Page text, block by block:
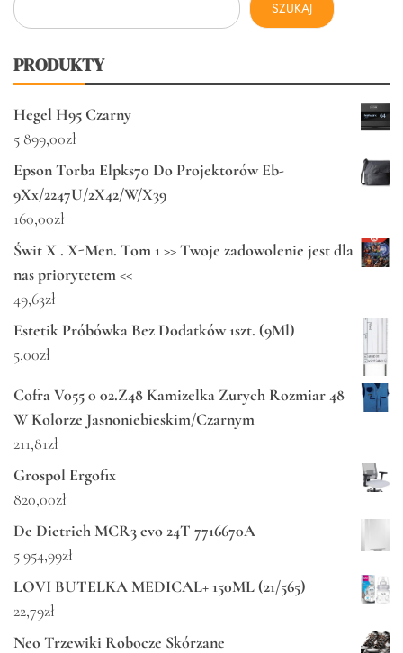
SZUKAJ
PRODUKTY
Hegel H95 Czarny
5 899,00zł
Epson Torba Elpks70 Do Projektorów Eb-
9Xx/2247U/2X42/W/X39
160,00zł
Świt X . X-Men. Tom 1 >> Twoje zadowolenie jest dla
nas priorytetem <<
49,63zł
Estetik Próbówka Bez Dodatków 1szt. (9Ml)
5,00zł
Cofra V055 0 02.Z48 Kamizelka Zurych Rozmiar 48
W Kolorze Jasnoniebieskim/Czarnym
211,81zł
Grospol Ergofix
820,00zł
De Dietrich MCR3 evo 24T 7716670A
5 954,99zł
LOVI BUTELKA MEDICAL+ 150ML (21/565)
22,79zł
Neo Trzewiki Robocze Skórzane